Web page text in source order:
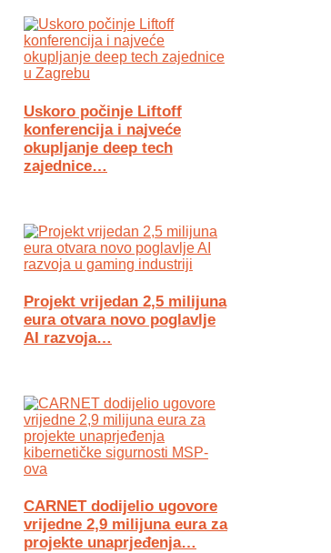
Uskoro počinje Liftoff
konferencija i najveće
okupljanje deep tech
zajednice…
Projekt vrijedan 2,5 milijuna
eura otvara novo poglavlje
AI razvoja…
CARNET dodijelio ugovore
vrijedne 2,9 milijuna eura za
projekte unaprjeđenja…